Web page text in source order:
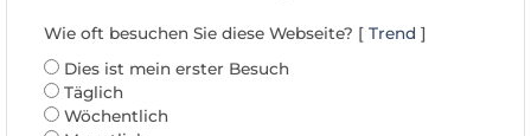
Wie oft besuchen Sie diese Webseite? [ Trend ]
Dies ist mein erster Besuch
Täglich
Wöchentlich